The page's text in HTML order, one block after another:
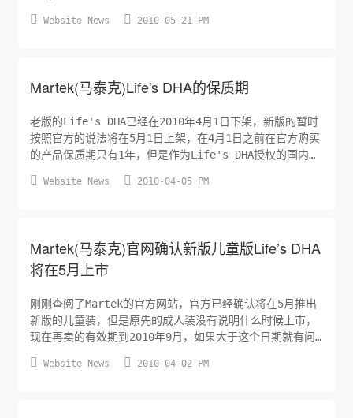
100521，在购买的时候告诉店主，每瓶可以优惠8元。这个
 Website News  2010-05-21 PM
Martek(马泰克)Life's DHA的保质期
老版的Life's DHA已经在2010年4月1日下架，新版的暂时
按照官方的说法将在5月1日上架，在4月1日之前在官方购买
的产品保质期只有1年，但是作为Life's DHA授权的国内代
里就有疑问，为什么在美国生成的原厂产品保质期是1年，国
 Website News  2010-04-05 PM
Martek(马泰克)官网确认新版儿童版Life’s DHA
将在5月上市
刚刚查阅了Martek的官方网站，官方已经确认将在5月推出
新版的儿童装，但是原先的成人装没有说明什么时候上市，
现在再卖的有效期到2010年9月，如果大于这个日期就有问
 Website News  2010-04-02 PM